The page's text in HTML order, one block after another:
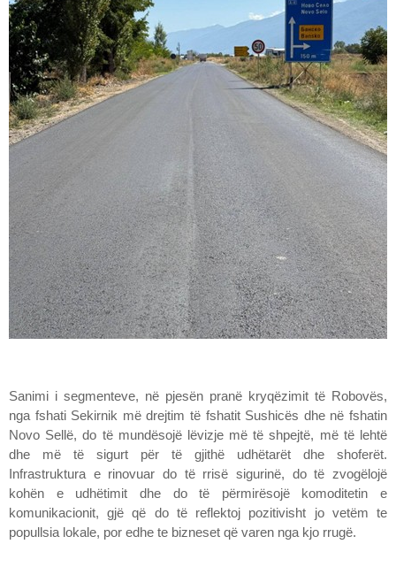
Sanimi i segmenteve, në pjesën pranë kryqëzimit të Robovës,
nga fshati Sekirnik më drejtim të fshatit Sushicës dhe në fshatin
Novo Sellë, do të mundësojë lëvizje më të shpejtë, më të lehtë
dhe më të sigurt për të gjithë udhëtarët dhe shoferët.
Infrastruktura e rinovuar do të rrisë sigurinë, do të zvogëlojë
kohën e udhëtimit dhe do të përmirësojë komoditetin e
komunikacionit, gjë që do të reflektoj pozitivisht jo vetëm te
popullsia lokale, por edhe te bizneset që varen nga kjo rrugë.